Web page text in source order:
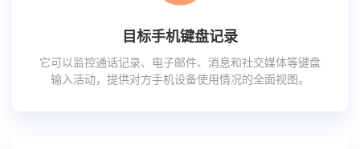
目标手机键盘记录
它可以监控通话记录、电子邮件、消息和社交媒体等键盘
输入活动，提供对方手机设备使用情况的全面视图。